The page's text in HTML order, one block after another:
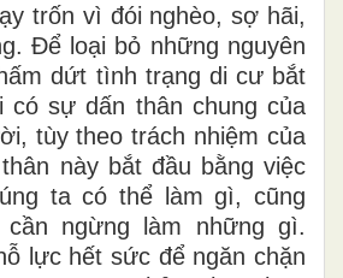
trốn vì đói nghèo, sợ hãi,
Để loại bỏ những nguyên
dứt tình trạng di cư bắt
có sự dấn thân chung của
tùy theo trách nhiệm của
thân này bắt đầu bằng việc
ta có thể làm gì, cũng
ngừng làm
những gì.
lực hết sức để ngăn chặn